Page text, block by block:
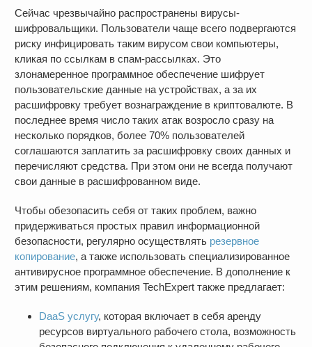
Сейчас чрезвычайно распространены вирусы-
шифровальщики. Пользователи чаще всего подвергаются
риску инфицировать таким вирусом свои компьютеры,
кликая по ссылкам в спам-рассылках. Это
злонамеренное программное обеспечение шифрует
пользовательские данные на устройствах, а за их
расшифровку требует вознаграждение в криптовалюте. В
последнее время число таких атак возросло сразу на
несколько порядков, более 70% пользователей
соглашаются заплатить за расшифровку своих данных и
перечисляют средства. При этом они не всегда получают
свои данные в расшифрованном виде.
Чтобы обезопасить себя от таких проблем, важно
придерживаться простых правил информационной
безопасности, регулярно осуществлять резервное
копирование, а также использовать специализированное
антивирусное программное обеспечение. В дополнение к
этим решениям, компания TechExpert также предлагает:
DaaS услугу, которая включает в себя аренду
ресурсов виртуального рабочего стола, возможность